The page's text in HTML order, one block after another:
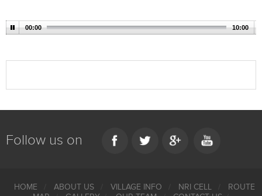
00:00 10:00
Follow us on
HOME ABOUT US VILLAGE INFO NRI CELL
ROUTE